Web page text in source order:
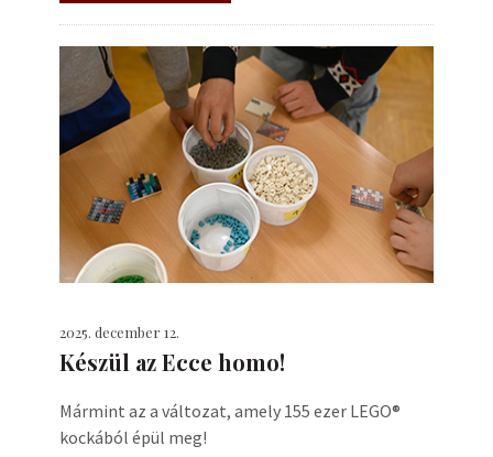
2025. december 12.
Készül az Ecce homo!
Mármint az a változat, amely 155 ezer LEGO®
kockából épül meg!